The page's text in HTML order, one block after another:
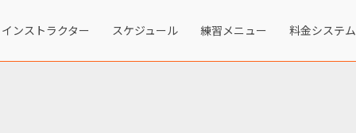
インストラクター スケジュール 練習メニュー 料金システム